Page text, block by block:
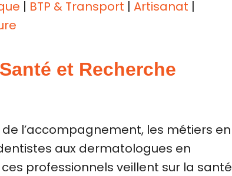
| BTP & Transport | Artisanat |
et Recherche
l’accompagnement, les métiers en
aux dermatologues en
professionnels veillent sur la santé